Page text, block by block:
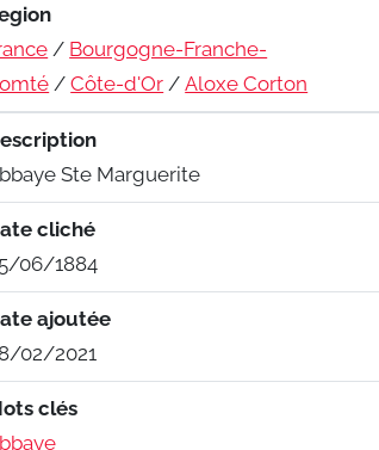
/ Bourgogne-Franche-
/Côte-d'Or /Aloxe Corton
Ste Marguerite
cliché
06/1884
ajoutée
02/2021
clés